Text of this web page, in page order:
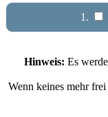
1.
Hinweis: Es
Wenn keines mehr